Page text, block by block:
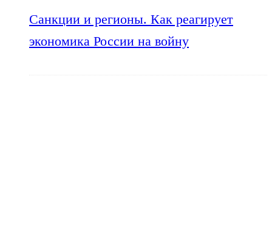
Санкции и регионы. Как реагирует
экономика России на войну